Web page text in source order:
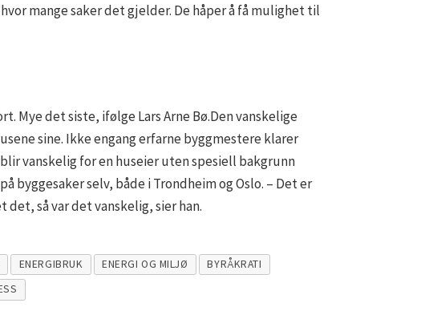
mange saker det gjelder. De håper å få mulighet til
Mye det siste, ifølge Lars Arne Bø.Den vanskelige
sine. Ikke engang erfarne byggmestere klarer
vanskelig for en huseier uten spesiell bakgrunn
selv, både i Trondheim og Oslo. – Det er
så var det vanskelig, sier han.
ENERGIBRUK ENERGI OG MILJØ
BYRÅKRATI